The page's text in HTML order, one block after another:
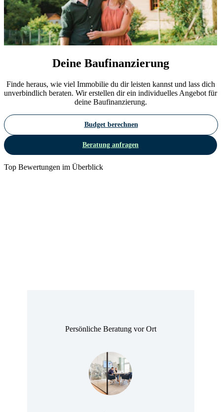
Deine Baufinanzierung
Finde heraus, wie viel Immobilie du dir leisten kannst und lass dich
unverbindlich beraten. Wir erstellen dir ein individuelles Angebot für
deine Baufinanzierung.
Budget berechnen
Beratung anfragen
Top Bewertungen im Überblick
Persönliche Beratung vor Ort